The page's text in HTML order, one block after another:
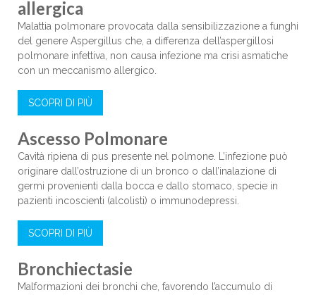
allergica
Malattia polmonare provocata dalla sensibilizzazione a funghi
del genere Aspergillus che, a differenza dell’aspergillosi
polmonare infettiva, non causa infezione ma crisi asmatiche
con un meccanismo allergico.
SCOPRI DI PIÙ
Ascesso Polmonare
Cavità ripiena di pus presente nel polmone. L’infezione può
originare dall’ostruzione di un bronco o dall’inalazione di
germi provenienti dalla bocca e dallo stomaco, specie in
pazienti incoscienti (alcolisti) o immunodepressi.
SCOPRI DI PIÙ
Bronchiectasie
Malformazioni dei bronchi che, favorendo l’accumulo di